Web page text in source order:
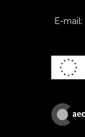
E-mail: